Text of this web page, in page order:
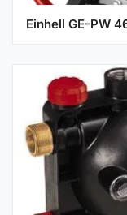
Einhell GE-PW